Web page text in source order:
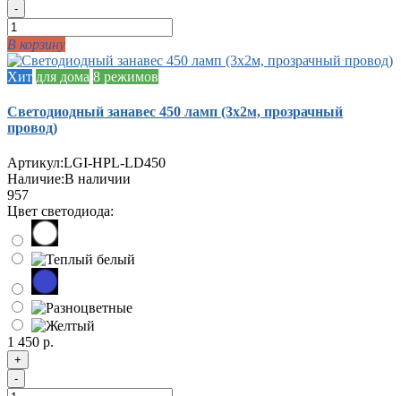
-
В корзину
Хит для дома 8 режимов
Светодиодный занавес 450 ламп (3х2м, прозрачный
провод)
Артикул:LGI-HPL-LD450
Наличие:В наличии
957
Цвет светодиода:
1 450 р.
+
-